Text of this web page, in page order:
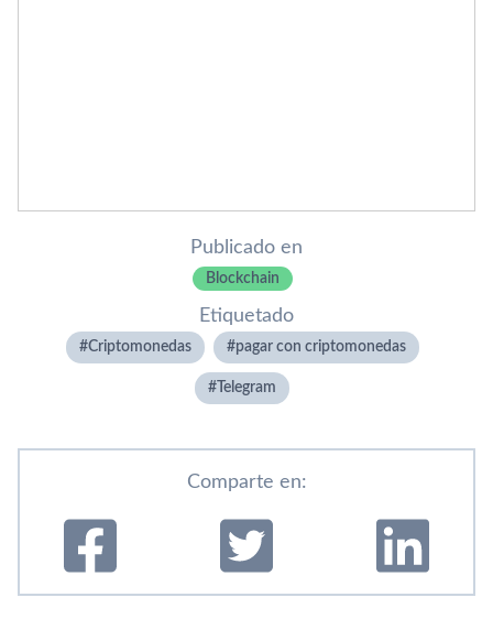
Publicado en
Blockchain
Etiquetado
Criptomonedas pagar con criptomonedas
Telegram
Comparte en: